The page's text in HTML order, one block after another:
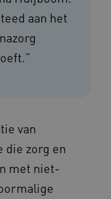
aan het
van
die zorg en
met niet-